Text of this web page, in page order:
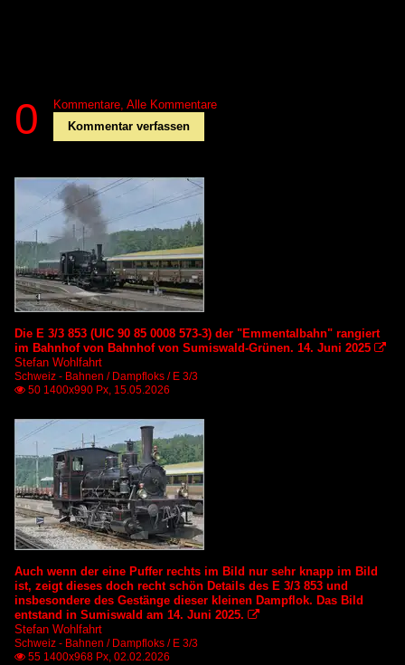
0 Kommentare, Alle Kommentare
Kommentar verfassen
Die E 3/3 853 (UIC 90 85 0008 573-3) der "Emmentalbahn" rangiert
im Bahnhof von Bahnhof von Sumiswald-Grünen. 14. Juni 2025 
Stefan Wohlfahrt
Schweiz - Bahnen / Dampfloks / E 3/3
 50 1400x990 Px, 15.05.2026
Auch wenn der eine Puffer rechts im Bild nur sehr knapp im Bild
ist, zeigt dieses doch recht schön Details des E 3/3 853 und
insbesondere des Gestänge dieser kleinen Dampflok. Das Bild
entstand in Sumiswald am 14. Juni 2025. 
Stefan Wohlfahrt
Schweiz - Bahnen / Dampfloks / E 3/3
 55 1400x968 Px, 02.02.2026